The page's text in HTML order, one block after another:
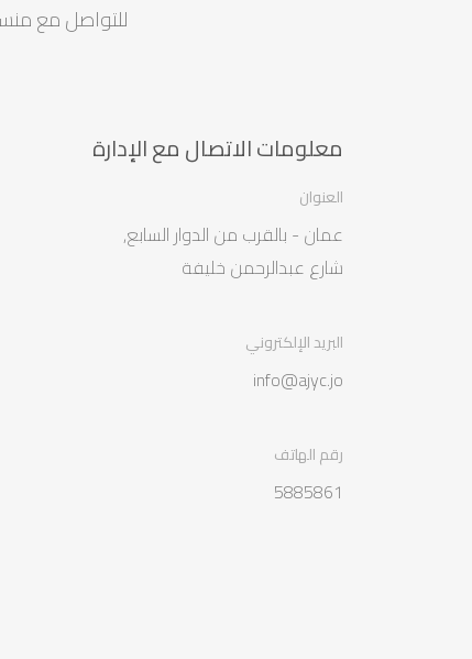
للتواصل مع
معلومات الاتصال مع الإدارة
العنوان
عمان - بالقرب من الدوار السابع,
شارع عبدالرحمن خليفة
البريد الإلكتروني
info@ajyc.jo
رقم الهاتف
5885861